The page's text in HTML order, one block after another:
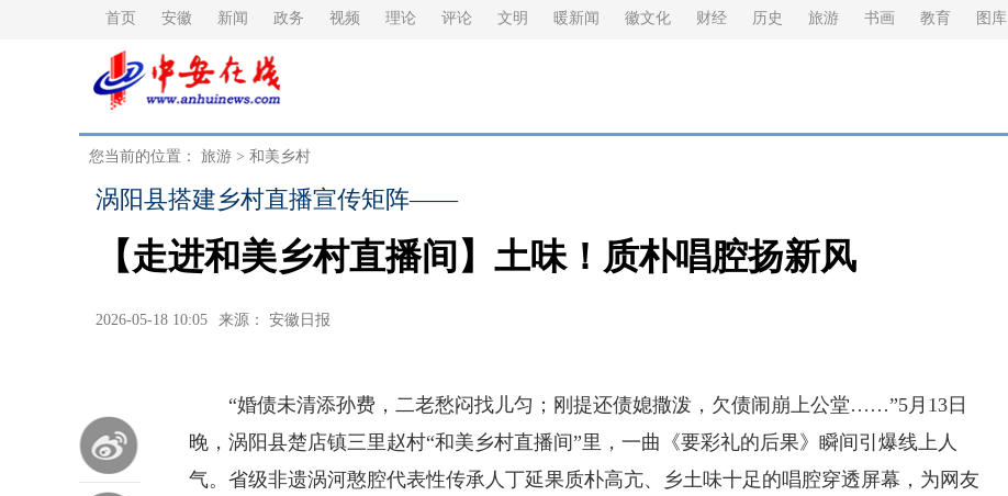
首页 安徽 新闻 政务 视频 理论 评论 文明 暖新闻 徽文化 财经 历史 旅游 书画 教育 图库
您当前的位置： 旅游 > 和美乡村
涡阳县搭建乡村直播宣传矩阵——
【走进和美乡村直播间】土味！质朴唱腔扬新风
2026-05-18 10:05 来源： 安徽日报
“婚债未清添孙费，二老愁闷找儿匀；刚提还债媳撒泼，欠债闹崩上公堂……”5月13日
晚，涡阳县楚店镇三里赵村“和美乡村直播间”里，一曲《要彩礼的后果》瞬间引爆线上人
气。省级非遗涡河憨腔代表性传承人丁延果质朴高亢、乡土味十足的唱腔穿透屏幕，为网友